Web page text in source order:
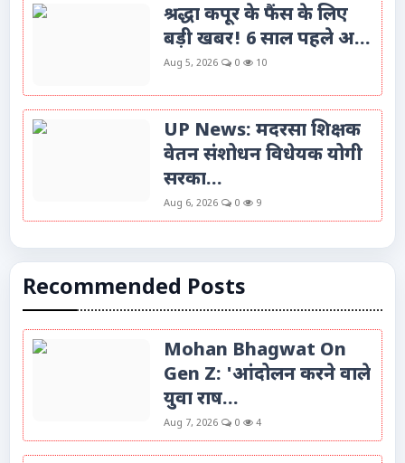
श्रद्धा कपूर के फैंस के लिए
बड़ी खबर! 6 साल पहले अ...
Aug 5, 2026 0 10
UP News: मदरसा शिक्षक
वेतन संशोधन विधेयक योगी
सरका...
Aug 6, 2026 0 9
Recommended Posts
Mohan Bhagwat On
Gen Z: 'आंदोलन करने वाले
युवा राष...
Aug 7, 2026 0 4